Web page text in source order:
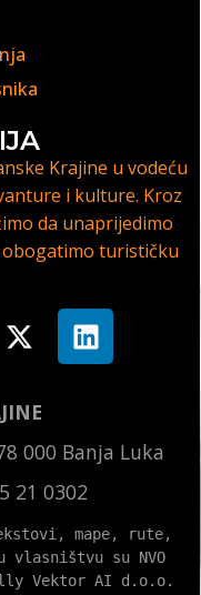
Krajine u vodeću
i kulture. Kroz
da unaprijedimo
obogatimo turističku
000 Banja Luka
21 0302
mape, rute,
su NVO
Vektor AI d.o.o.